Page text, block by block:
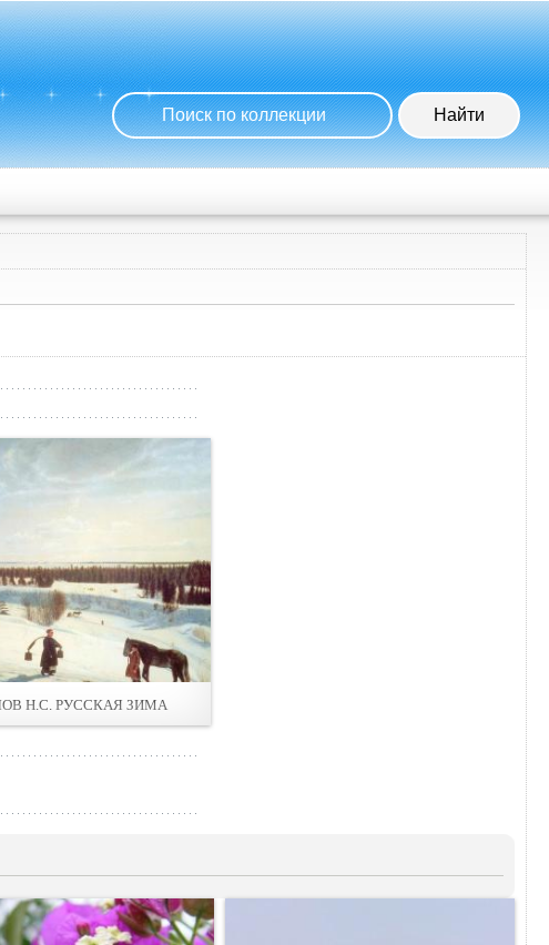
Н.С. РУССКАЯ ЗИМА